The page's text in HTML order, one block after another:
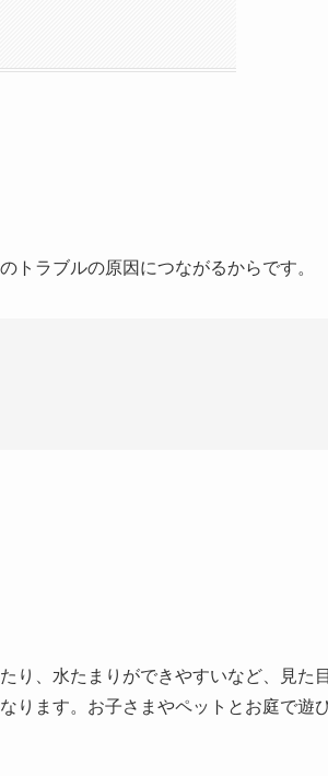
トラブルの原因につながるからです。
り、水たまりができやすいなど、見た
ります。お子さまやペットとお庭で遊